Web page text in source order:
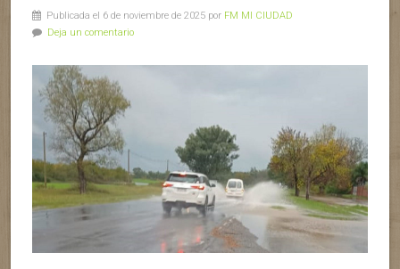
Publicada el 6 de noviembre de 2025 por FM MI CIUDAD
Deja un comentario